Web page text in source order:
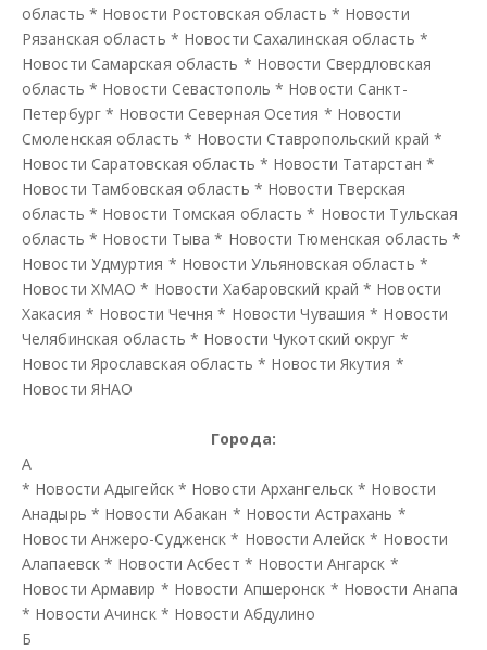
область * Новости Ростовская область * Новости
Рязанская область * Новости Сахалинская область *
Новости Самарская область * Новости Свердловская
область * Новости Севастополь * Новости Санкт-
Петербург* Новости Северная Осетия * Новости
Смоленская область * Новости Ставропольский край *
Новости Саратовская область * Новости Татарстан *
Новости Тамбовская область * Новости Тверская
область * Новости Томская область * Новости Тульская
область * Новости Тыва * Новости Тюменская область *
Новости Удмуртия * Новости Ульяновская область *
Новости ХМАО * Новости Хабаровский край * Новости
Хакасия * Новости Чечня * Новости Чувашия * Новости
Челябинская область * Новости Чукотский округ *
Новости Ярославская область * Новости Якутия *
Новости ЯНАО
Города:
А
* Новости Адыгейск * Новости Архангельск * Новости
Анадырь * Новости Абакан * Новости Астрахань *
Новости Анжеро-Судженск * Новости Алейск * Новости
Алапаевск * Новости Асбест * Новости Ангарск *
Новости Армавир * Новости Апшеронск * Новости Анапа
* Новости Ачинск * Новости Абдулино
Б